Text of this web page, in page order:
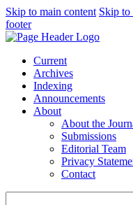
Skip to main content Skip to
footer
Current
Archives
Indexing
Announcements
About
About the
Submissions
Editorial Team
Privacy
Contact